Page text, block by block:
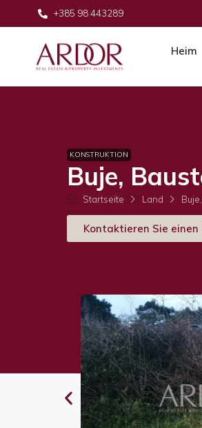
+385 98 443289
Heim
KONSTRUKTION
Buje,
Startseite Land
Kontaktieren Sie einen